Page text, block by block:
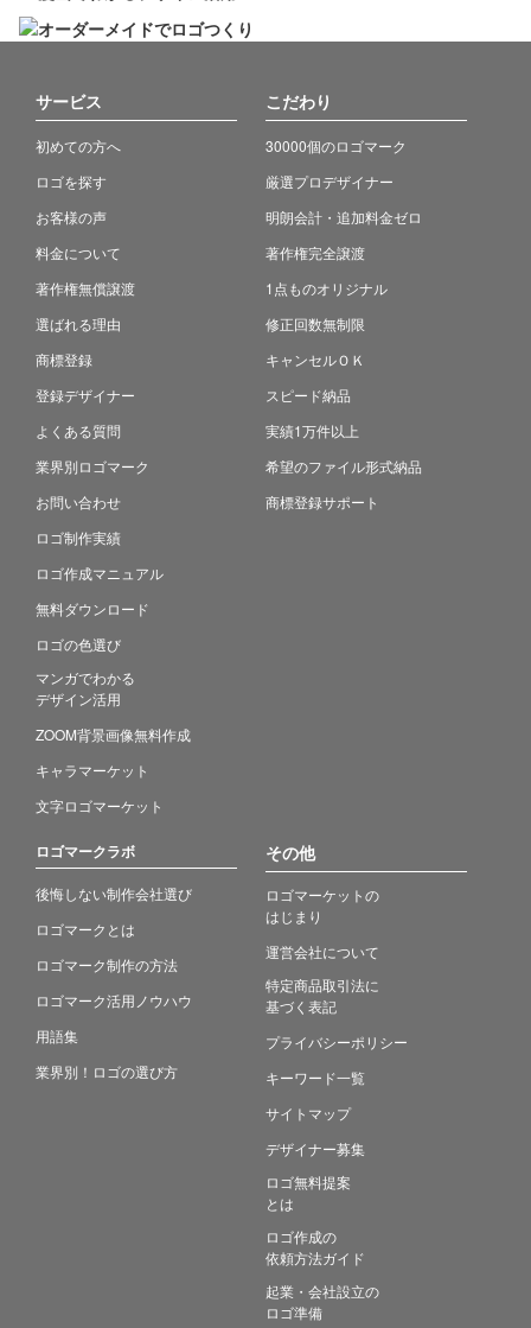
サービス
初めての方へ
ロゴを探す
お客様の声
料金について
著作権無償譲渡
選ばれる理由
商標登録
登録デザイナー
よくある質問
業界別ロゴマーク
お問い合わせ
ロゴ制作実績
ロゴ作成マニュアル
無料ダウンロード
ロゴの色選び
マンガでわかる
デザイン活用
ZOOM背景画像無料作成
キャラマーケット
文字ロゴマーケット
こだわり
30000個のロゴマーク
厳選プロデザイナー
明朗会計・追加料金ゼロ
著作権完全譲渡
1点ものオリジナル
修正回数無制限
キャンセルＯＫ
スピード納品
実績1万件以上
希望のファイル形式納品
商標登録サポート
ロゴマークラボ
後悔しない制作会社選び
ロゴマークとは
ロゴマーク制作の方法
ロゴマーク活用ノウハウ
用語集
業界別！ロゴの選び方
その他
ロゴマーケットの
はじまり
運営会社について
特定商品取引法に
基づく表記
プライバシーポリシー
キーワード一覧
サイトマップ
デザイナー募集
ロゴ無料提案
とは
ロゴ作成の
依頼方法ガイド
起業・会社設立の
ロゴ準備